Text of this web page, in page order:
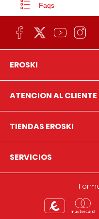
Faqs
EROSKI
ATENCION AL CLIENTE
TIENDAS EROSKI
SERVICIOS